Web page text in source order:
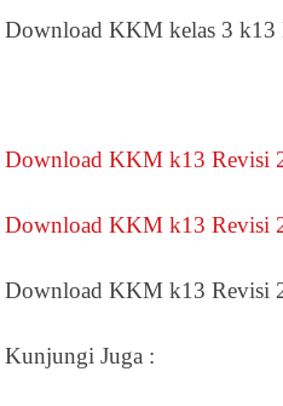
Download KKM kelas 3 k13
Download KKM k13 Revisi
Download KKM k13 Revisi
Download KKM k13 Revisi
Kunjungi Juga :